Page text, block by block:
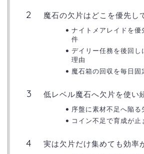
魔石の欠片はどこを優先し
ナイトメアレイドを優
件
デイリー任務を後回し
理由
魔石箱の回収を毎日固
低レベル魔石へ欠片を使い
序盤に素材不足へ陥る
コイン不足で育成が止
実は欠片だけ集めても効率